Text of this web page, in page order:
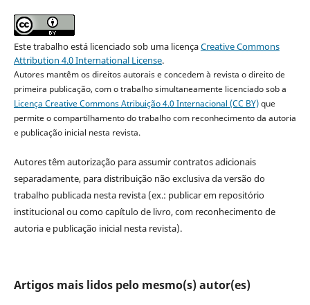
Este trabalho está licenciado sob uma licençaCreative Commons
Attribution 4.0 International License.
Autores mantêm os direitos autorais e concedem à revista o direito de
primeira publicação, com o trabalho simultaneamente licenciado sob a
Licença Creative Commons Atribuição 4.0 Internacional (CC BY)que
permite o compartilhamento do trabalho com reconhecimento da autoria
e publicação inicial nesta revista.
Autores têm autorização para assumir contratos adicionais
separadamente, para distribuição não exclusiva da versão do
trabalho publicada nesta revista (ex.: publicar em repositório
institucional ou como capítulo de livro, com reconhecimento de
autoria e publicação inicial nesta revista).
Artigos mais lidos pelo mesmo(s) autor(es)